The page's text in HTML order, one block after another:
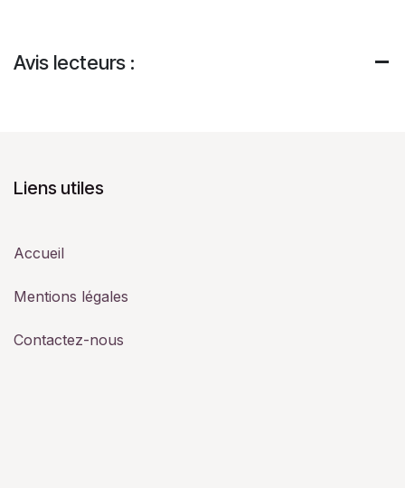
Avis lecteurs :
Liens utiles
Accueil
Mentions légales
Contactez-nous